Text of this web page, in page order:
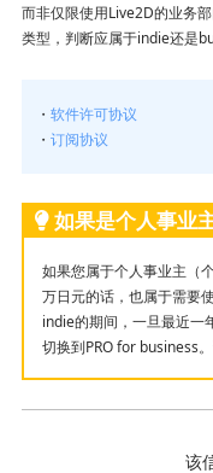
而非仅限使用Live2D的业务
类型，判断应属于indie还是
・ 软件许可协议
・ 订阅协议
如果是个人事业
如果您属于个人事业主（
万日元的话，也属于需要
indie的期间，一旦最近一
切换到PRO for business
该